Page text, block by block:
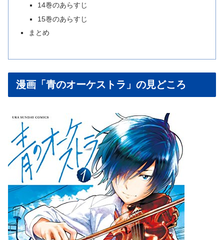
14巻のあらすじ
15巻のあらすじ
まとめ
漫画「青のオーケストラ」の見どころ